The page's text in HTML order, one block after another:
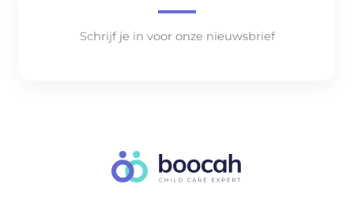
Schrijf je in voor onze nieuwsbrief